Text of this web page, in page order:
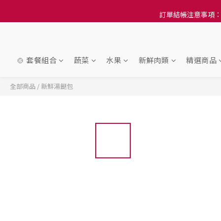
訂單結帳注意事項
訂單結帳注意事項
訂單結帳注意事項
🍲 套餐組合 蔬菜 水果 新鮮肉類 精選商品
全部商品 /新鮮湯餸包